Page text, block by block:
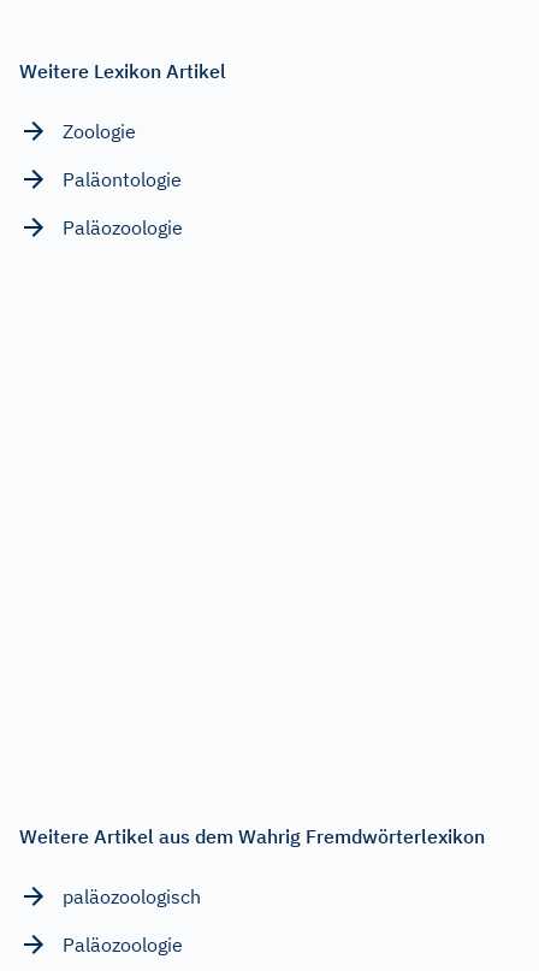
Weitere Lexikon Artikel
Zoologie
Paläontologie
Paläozoologie
Weitere Artikel aus dem Wahrig Fremdwörterlexikon
paläozoologisch
Paläozoologie